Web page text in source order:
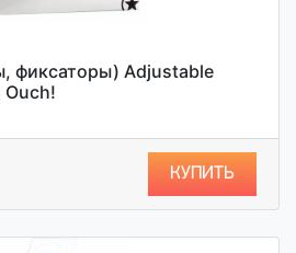
фиксаторы) Adjustable
Ouch!
КУПИТЬ